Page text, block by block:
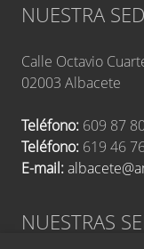
NUESTRA
Calle Octavio
02003 Albacete
Teléfono: 609 87
Teléfono: 619 46
E-mail:
NUESTRAS